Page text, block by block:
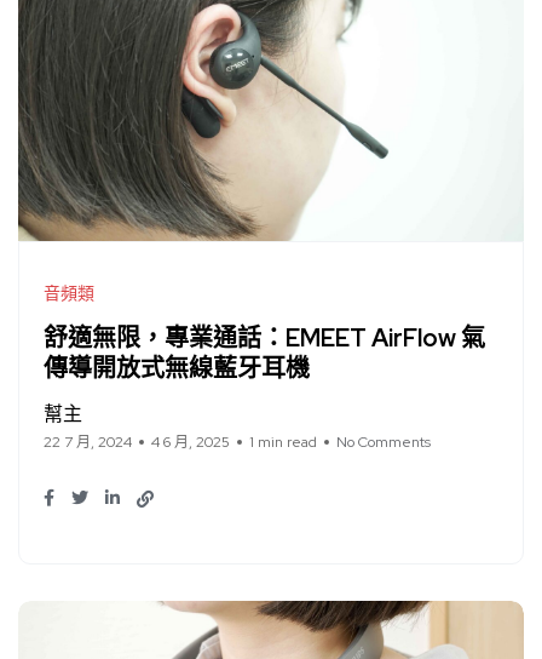
音頻類
舒適無限，專業通話：EMEET AirFlow 氣
傳導開放式無線藍牙耳機
幫主
22 7 月, 2024 4 6 月, 2025 1 min read No Comments